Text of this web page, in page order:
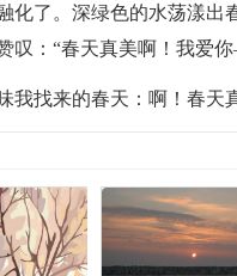
化了。深绿色的水荡漾出
叹：“春天真美啊！我爱
找来的春天：啊！春天